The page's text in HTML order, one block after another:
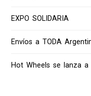
EXPO SOLIDARIA
Envíos a TODA
Hot Wheels se lanza